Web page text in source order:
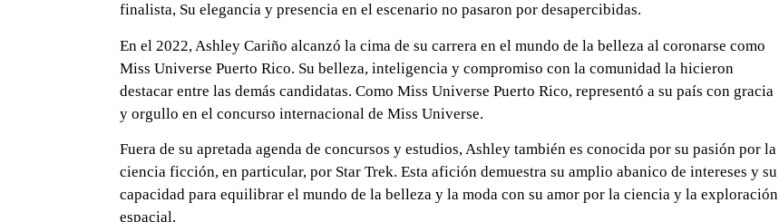
finalista, Su elegancia y presencia en el escenario no pasaron por desapercibidas.
En el 2022, Ashley Cariño alcanzó la cima de su carrera en el mundo de la belleza al coronarse como
Miss Universe Puerto Rico. Su belleza, inteligencia y compromiso con la comunidad la hicieron
destacar entre las demás candidatas. Como Miss Universe Puerto Rico, representó a su país con gracia
y orgullo en el concurso internacional de Miss Universe.
Fuera de su apretada agenda de concursos y estudios, Ashley también es conocida por su pasión por la
ciencia ficción, en particular, por Star Trek. Esta afición demuestra su amplio abanico de intereses y su
capacidad para equilibrar el mundo de la belleza y la moda con su amor por la ciencia y la exploración
espacial.